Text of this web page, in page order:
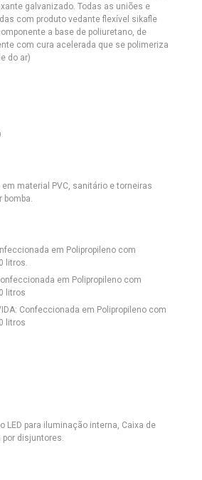
galvanizado. Todas as uniões e
com produto vedante flexível sikafle
a base de poliuretano, de
com cura acelerada que se polimeriza
do ar)
em material PVC, sanitário e torneiras
bomba.
em Polipropileno com
litros.
em Polipropileno com
litros
Confeccionada em Polipropileno com
litros
LED para iluminação interna, Caixa de
disjuntores.